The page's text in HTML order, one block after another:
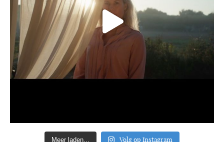
Meer laden... Volg op Instagram